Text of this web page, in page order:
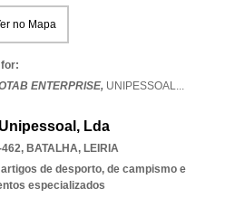
no Mapa
ENTERPRISE, UNIPESSOAL...
Lda
462, BATALHA, LEIRIA
de desporto, de campismo e
especializados